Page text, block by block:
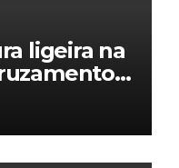
ligeira na